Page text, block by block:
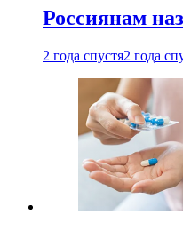
Россиянам
2 года спустя2 года